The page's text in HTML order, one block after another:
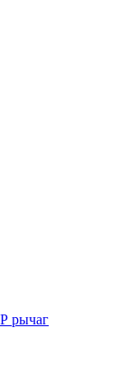
рычаг